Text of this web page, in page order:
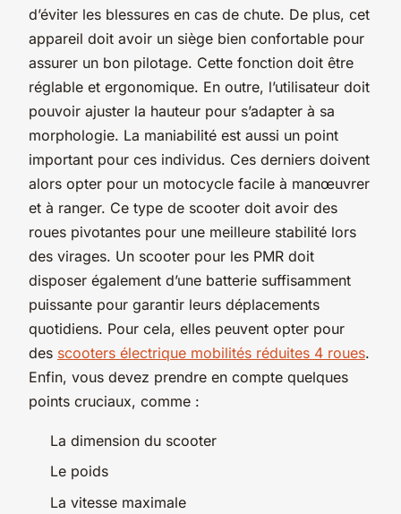
d’éviter les blessures en cas de chute. De plus, cet
appareil doit avoir un siège bien confortable pour
assurer un bon pilotage. Cette fonction doit être
réglable et ergonomique. En outre, l’utilisateur doit
pouvoir ajuster la hauteur pour s’adapter à sa
morphologie. La maniabilité est aussi un point
important pour ces individus. Ces derniers doivent
alors opter pour un motocycle facile à manœuvrer
et à ranger. Ce type de scooter doit avoir des
roues pivotantes pour une meilleure stabilité lors
des virages. Un scooter pour les PMR doit
disposer également d’une batterie suffisamment
puissante pour garantir leurs déplacements
quotidiens. Pour cela, elles peuvent opter pour
des scooters électrique mobilités réduites 4 roues.
Enfin, vous devez prendre en compte quelques
points cruciaux, comme :
La dimension du scooter
Le poids
La vitesse maximale